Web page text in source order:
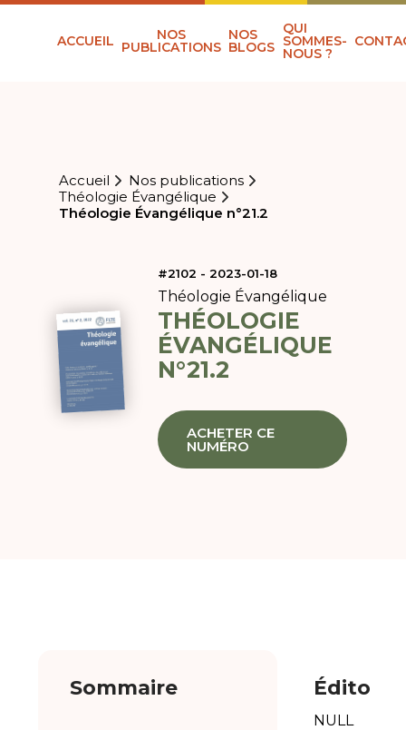
ACCUEIL NOS
PUBLICATIONS
NOS
BLOGS
QUI
SOMMES-
NOUS ?
Accueil
Nos publications
Théologie Évangélique
Théologie Évangélique n°21.2
#2102 - 2023-01-18
Théologie Évangélique
THÉOLOGIE
ÉVANGÉLIQUE
N°21.2
ACHETER CE
NUMÉRO
Sommaire Édito
NULL